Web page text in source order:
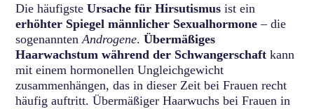
Die häufigsteUrsache für Hirsutismus ist ein
erhöhter Spiegel männlicher Sexualhormone – die
sogenanntenAndrogene.Übermäßiges
Haarwachstum während der Schwangerschaft kann
mit einem hormonellen Ungleichgewicht
zusammenhängen, das in dieser Zeit bei Frauen recht
häufig auftritt. Übermäßiger Haarwuchs bei Frauen in